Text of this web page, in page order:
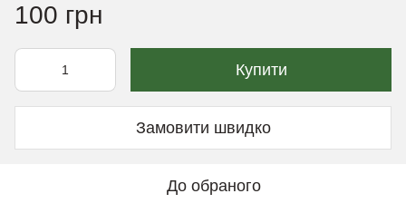
100 грн
Купити
Замовити швидко
До обраного